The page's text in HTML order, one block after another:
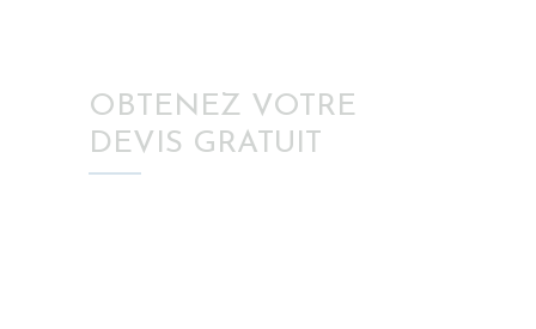
OBTENEZ VOTRE
DEVIS GRATUIT